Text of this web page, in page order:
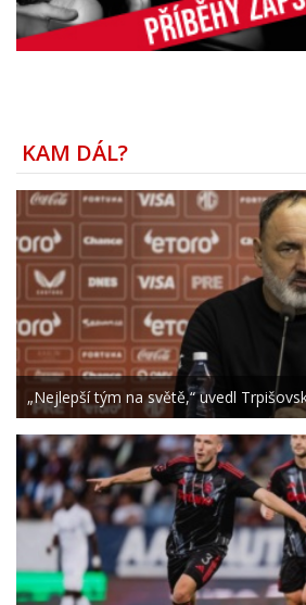
KAM DÁL?
„Nejlepší tým na světě,“ uvedl